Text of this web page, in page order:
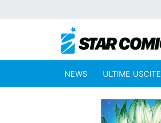
NEWS ULTIME USCITE